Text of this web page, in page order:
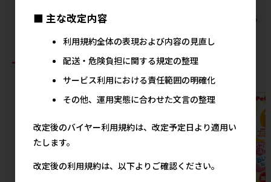
すべてのマースの人気商品を見る
おすすめ商品
■ 主な改定内容
利用規約全体の表現および内容の見直し
配送・危険負担に関する規定の整理
サービス利用における責任範囲の明確化
その他、運用実態に合わせた文言の整理
改定後のバイヤー利用規約は、改定予定日より適用い
たします。
改定後の利用規約は、以下よりご確認ください。